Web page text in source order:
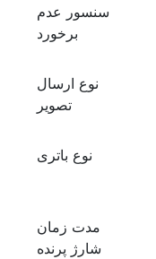
سنسور عدم
برخورد
نوع ارسال
تصویر
نوع باتری
مدت زمان
شارژ پرنده